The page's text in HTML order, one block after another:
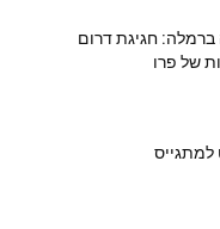
ברמלה: חגיגת דרום
של פרו